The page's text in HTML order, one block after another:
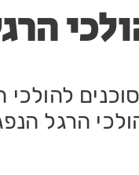
להולכי
הרגל